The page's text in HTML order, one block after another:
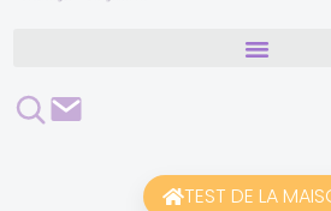
Rechercher
Contact
TEST DE LA